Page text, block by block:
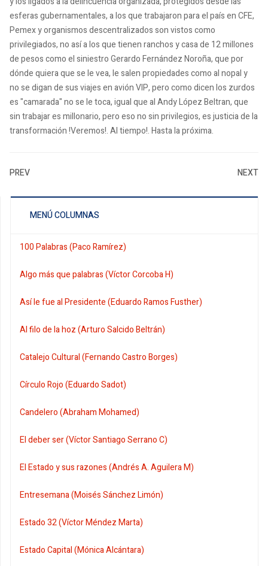
esferas gubernamentales, a los que trabajaron para el país en CFE,
Pemex y organismos descentralizados son vistos como
privilegiados, no así a los que tienen ranchos y casa de 12 millones
de pesos como el siniestro Gerardo Fernández Noroña, que por
dónde quiera que se le vea, le salen propiedades como al nopal y
no se digan de sus viajes en avión VIP, pero como dicen los zurdos
es "camarada" no se le toca, igual que al Andy López Beltran, que
sin trabajar es millonario, pero eso no sin privilegios, es justicia de la
transformación !Veremos!. Al tiempo!. Hasta la próxima.
PREV NEXT
MENÚ COLUMNAS
100 Palabras (Paco Ramírez)
Algo más que palabras (Víctor Corcoba H)
Así le fue al Presidente (Eduardo Ramos Fusther)
Al filo de la hoz (Arturo Salcido Beltrán)
Catalejo Cultural (Fernando Castro Borges)
Círculo Rojo (Eduardo Sadot)
Candelero (Abraham Mohamed)
El deber ser (Víctor Santiago Serrano C)
El Estado y sus razones (Andrés A. Aguilera M)
Entresemana (Moisés Sánchez Limón)
Estado 32 (Víctor Méndez Marta)
Estado Capital (Mónica Alcántara)